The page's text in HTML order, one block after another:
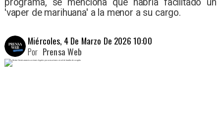
programa, se menciona que habría facilitado un
'vaper de marihuana' a la menor a su cargo.
Miércoles, 4 De Marzo De 2026 10:00
Prensa Web
Por